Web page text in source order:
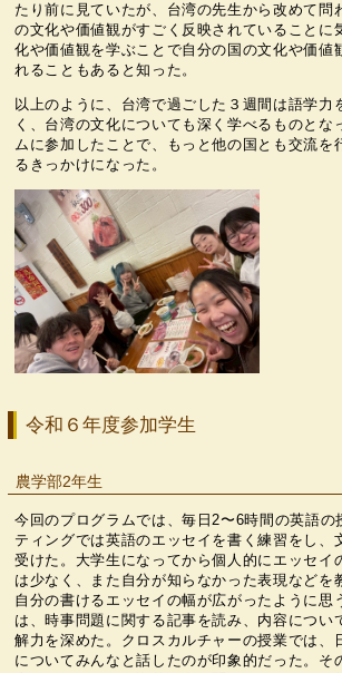
たり前に見ていたが、台湾の先生から改めて問
の文化や価値観がすごく反映されていることに
化や価値観を学ぶことで自分の国の文化や価値
れることもあると知った。
以上のように、台湾で過ごした３週間は語学力
く、台湾の文化についても深く学べるものとな
ムに参加したことで、もっと他の国とも交流を
るきっかけになった。
令和６年度参加学生
農学部2年生
今回のプログラムでは、毎日2〜6時間の英語の
ティングでは英語のエッセイを書く練習をし、
受けた。大学生になってから個人的にエッセイ
は少なく、また自分が知らなかった表現などを
自分の書けるエッセイの幅が広がったように思
は、時事問題に関する記事を読み、内容につい
解力を深めた。クロスカルチャーの授業では、
についてみんなと話したのが印象的だった。そ